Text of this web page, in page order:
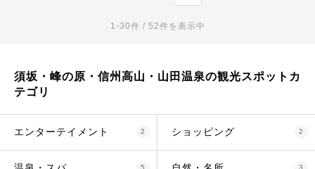
1-30件 / 52件を表示中
須坂・峰の原・信州高山・山田温泉の観光スポットカ
テゴリ
エンターテイメント 2 ショッピング 2
5 3